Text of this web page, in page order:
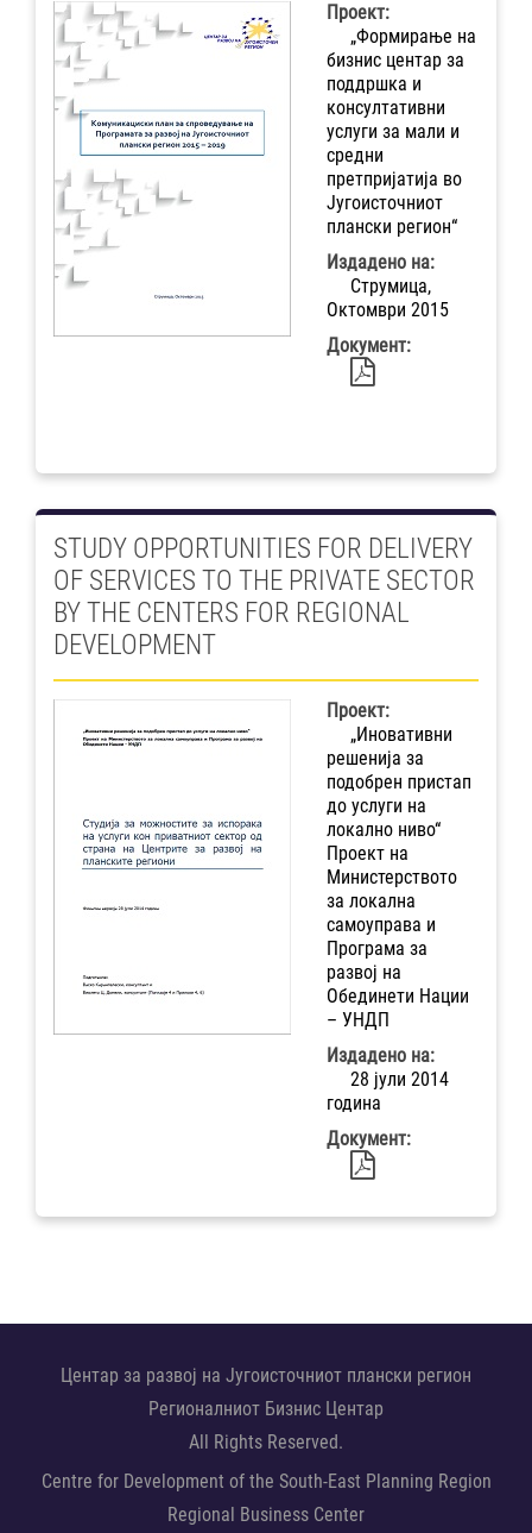
Проект:
„Формирање на
бизнис центар за
поддршка и
консултативни
услуги за мали и
средни
претпријатија во
Југоисточниот
плански регион“
Издадено на:
Струмица,
Октомври 2015
Документ:
STUDY OPPORTUNITIES FOR DELIVERY
OF SERVICES TO THE PRIVATE SECTOR
BY THE CENTERS FOR REGIONAL
DEVELOPMENT
Проект:
„Иновативни
решенија за
подобрен пристап
до услуги на
локално ниво“
Проект на
Министерството
за локална
самоуправа и
Програма за
развој на
Обединети Нации
– УНДП
Издадено на:
28 јули 2014
година
Документ:
Центар за развој на Југоисточниот плански регион
Регионалниот Бизнис Центар
All Rights Reserved.
Centre for Development of the South-East Planning Region
Regional Business Center